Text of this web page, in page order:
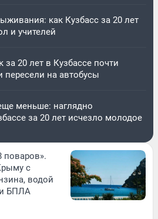
как Кузбасс за 20 лет
и учителей
20 лет в Кузбассе почти
пересели на автобусы
меньше: наглядно
за 20 лет исчезло молодое
поваров».
с
водой
БПЛА